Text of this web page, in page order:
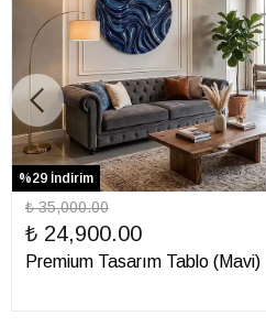
%29 İndirim
₺ 35,000.00
₺ 24,900.00
Premium Tasarım Tablo (Mavi)